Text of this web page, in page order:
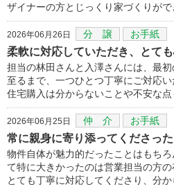
ザイナーの方とじっくり家づくりがで
2026年06月26日 分 譲 お手紙
柔軟に対応していただき、とて
担当の林田さんと入澤さんには、最
至るまで、一つひとつ丁寧にご対応い
住宅購入は分からないことや不安な点
2026年06月25日 仲 介 お手紙
常に親身に寄り添ってくださっ
物件自体が魅力的だったことはもち
て特に大きかったのは営業担当の方
とても丁寧に対応してくださり、分